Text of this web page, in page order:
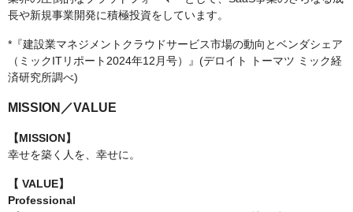
長や新規事業開発に積極投資をしています。
*『建設業マネジメントクラウドサービス市場の動向とベンダシェア
（ミックITリポート2024年12月号）』(デロイト トーマツ ミック経
済研究所調べ)
MISSION／VALUE
【MISSION】
幸せを築く人を、幸せに。
【 VALUE】
Professional